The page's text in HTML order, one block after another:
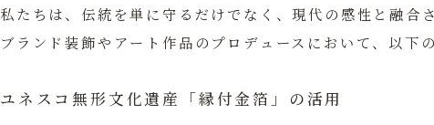
私たちは、伝統を単に守るだけでなく、現代の感性と融合
ブランド装飾やアート作品のプロデュースにおいて、以下
ユネスコ無形文化遺産「縁付金箔」の活用